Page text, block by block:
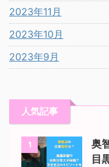
2023年11月
2023年10月
2023年9月
人気記事
1
奥
目